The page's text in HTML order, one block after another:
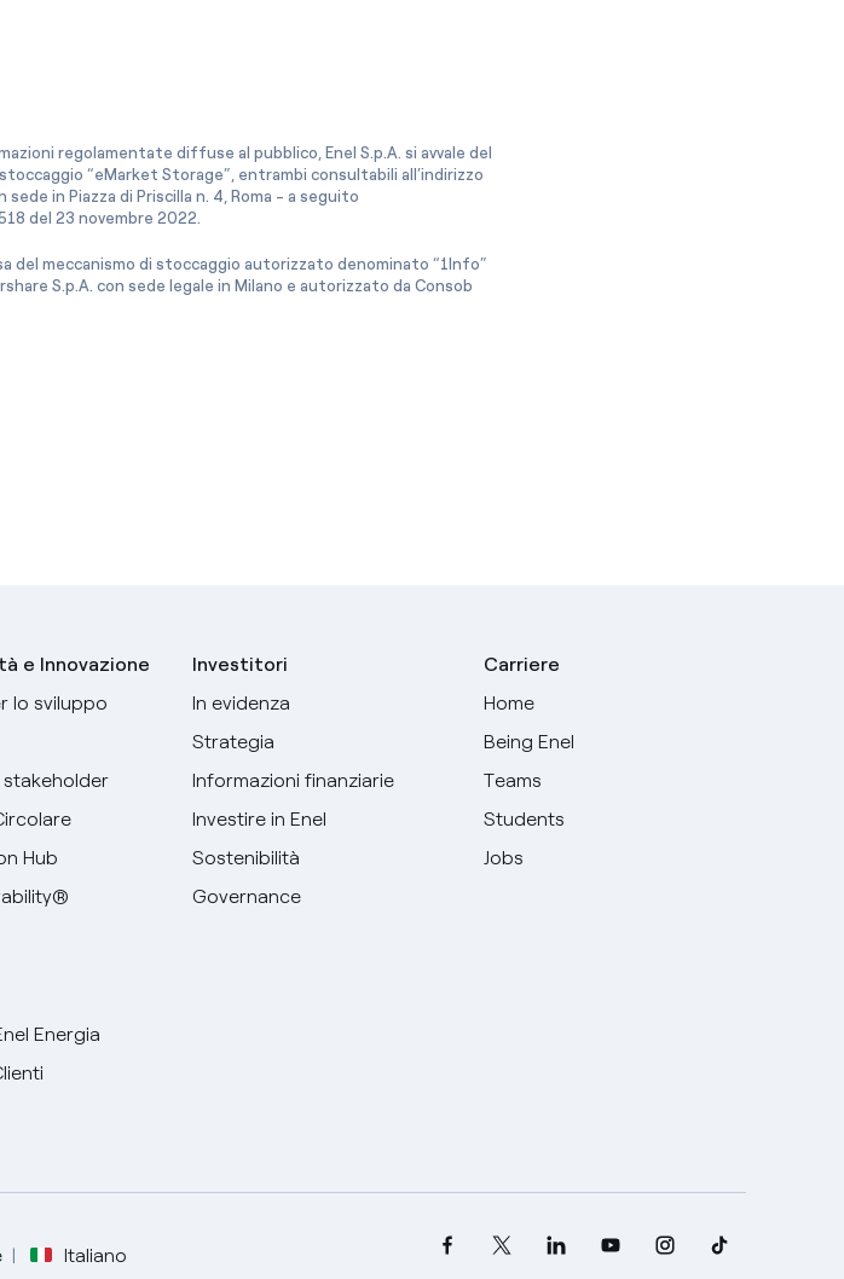
regolamentate diffuse al pubblico, Enel S.p.A. si avvale del
“eMarket Storage”, entrambi consultabili all’indirizzo
in Piazza di Priscilla n. 4, Roma - a seguito
del 23 novembre 2022.
del meccanismo di stoccaggio autorizzato denominato “1Info”
S.p.A. con sede legale in Milano e autorizzato da Consob
e Innovazione
lo sviluppo
Hub
Energia
Investitori
In evidenza
Strategia
Informazioni finanziarie
Investire in Enel
Sostenibilità
Governance
Carriere
Home
Being Enel
Teams
Students
Jobs
Italiano